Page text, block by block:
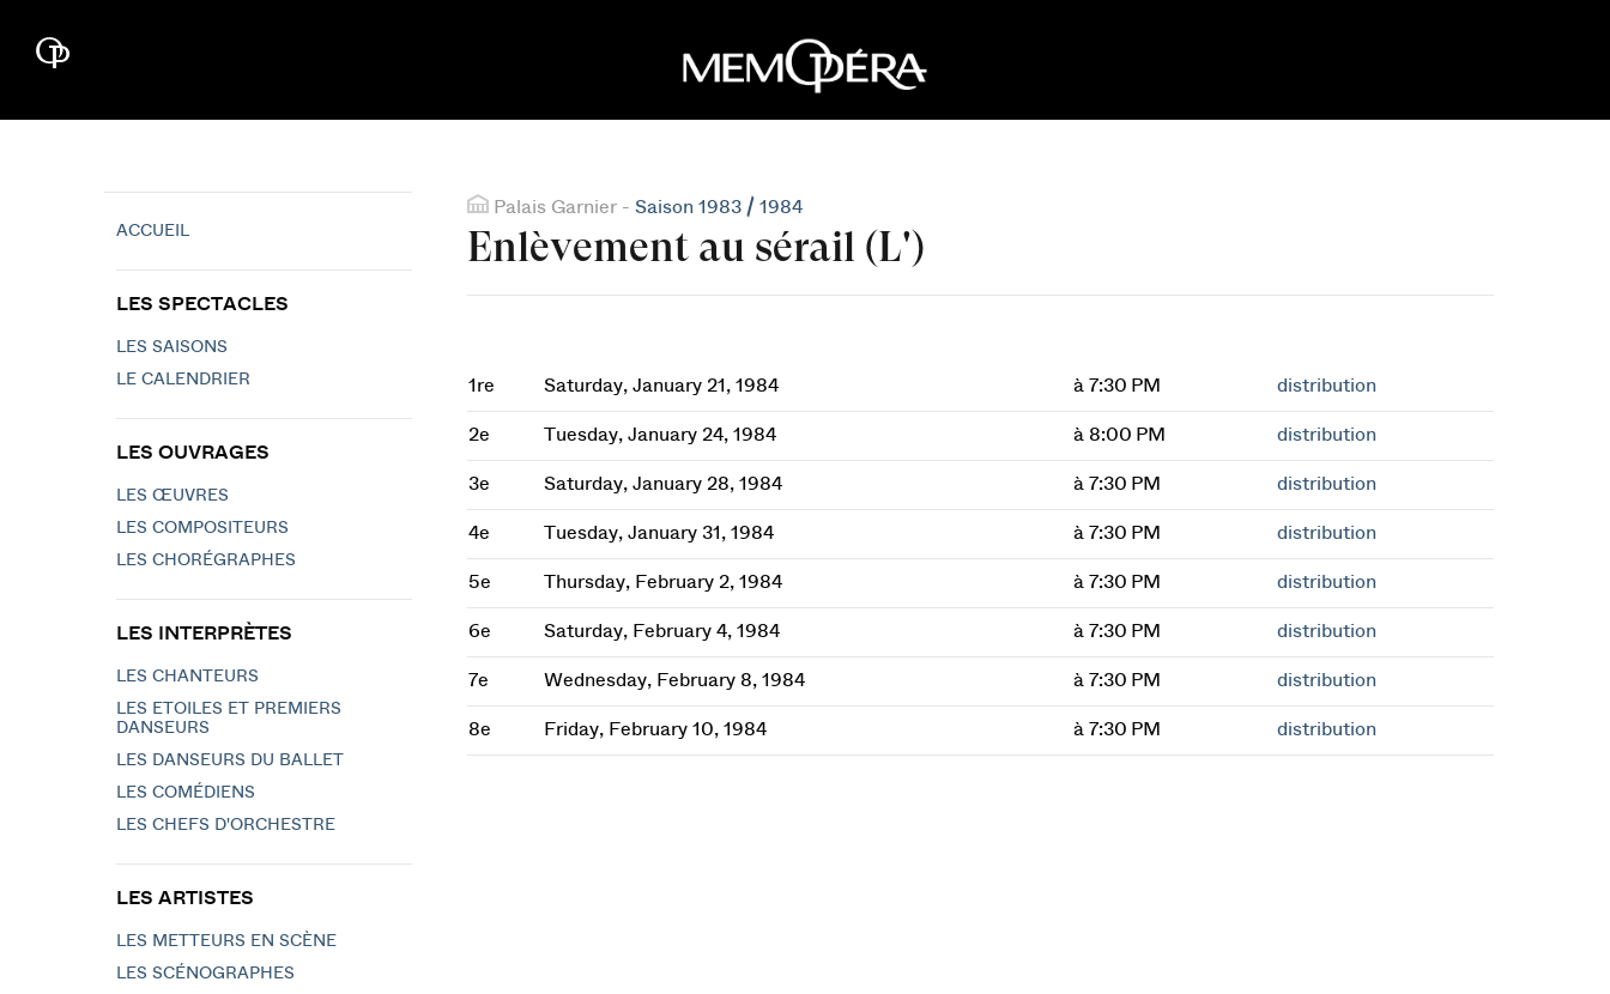
Palais Garnier - Saison 1983 / 1984
Enlèvement au sérail (L')
1re Saturday, January 21, 1984 à 7:30 PM distribution
2e Tuesday, January 24, 1984 à 8:00 PM distribution
3e Saturday, January 28, 1984 à 7:30 PM distribution
4e Tuesday, January 31, 1984 à 7:30 PM distribution
5e Thursday, February 2, 1984 à 7:30 PM distribution
6e Saturday, February 4, 1984 à 7:30 PM distribution
7e Wednesday, February 8, 1984 à 7:30 PM distribution
8e Friday, February 10, 1984 à 7:30 PM distribution
ACCUEIL
LES SPECTACLES
LES SAISONS
LE CALENDRIER
LES OUVRAGES
LES ŒUVRES
LES COMPOSITEURS
LES CHORÉGRAPHES
LES INTERPRÈTES
LES CHANTEURS
LES ETOILES ET PREMIERS
DANSEURS
LES DANSEURS DU BALLET
LES COMÉDIENS
LES CHEFS D'ORCHESTRE
LES ARTISTES
LES METTEURS EN SCÈNE
LES SCÉNOGRAPHES